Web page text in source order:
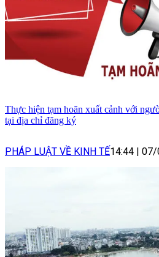
Thực hiện tạm hoãn xuất cảnh với
tại địa chỉ đăng ký
PHÁP LUẬT VỀ KINH TẾ14:44 | 07/